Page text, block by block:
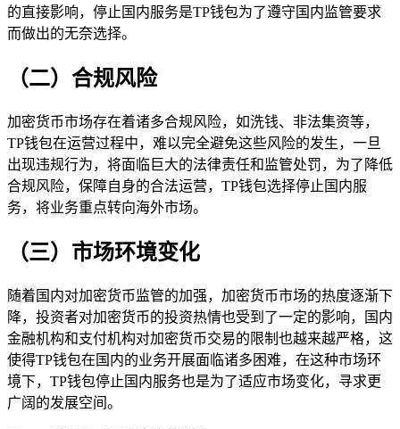
的直接影响，停止国内服务是TP钱包为了遵守国内监管要求
而做出的无奈选择。
（二）合规风险
加密货币市场存在着诸多合规风险，如洗钱、非法集资等，
TP钱包在运营过程中，难以完全避免这些风险的发生，一旦
出现违规行为，将面临巨大的法律责任和监管处罚，为了降低
合规风险，保障自身的合法运营，TP钱包选择停止国内服
务，将业务重点转向海外市场。
（三）市场环境变化
随着国内对加密货币监管的加强，加密货币市场的热度逐渐下
降，投资者对加密货币的投资热情也受到了一定的影响，国内
金融机构和支付机构对加密货币交易的限制也越来越严格，这
使得TP钱包在国内的业务开展面临诸多困难，在这种市场环
境下，TP钱包停止国内服务也是为了适应市场变化，寻求更
广阔的发展空间。